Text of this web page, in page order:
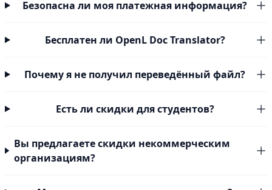
Безопасна ли моя платежная информация?
Бесплатен ли OpenL Doc Translator?
Почему я не получил переведённый файл?
Есть ли скидки для студентов?
Вы предлагаете скидки некоммерческим
организациям?